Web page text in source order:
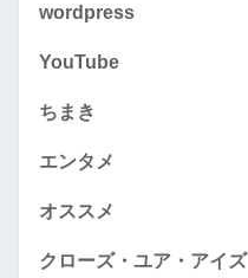
wordpress
YouTube
ちまき
エンタメ
オススメ
クローズ・ユア・アイズ